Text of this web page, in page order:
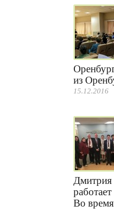
из
15.12.2016
Дмитрия
Во